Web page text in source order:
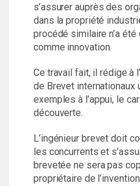
s’assurer auprès des
dans la propriété
procédé similaire n’a
comme innovation.
Ce travail fait, il rédige à
de Brevet internationaux
exemples à l’appui, le
découverte.
L’ingénieur brevet doit
les concurrents et
brevetée ne sera pas
propriétaire de